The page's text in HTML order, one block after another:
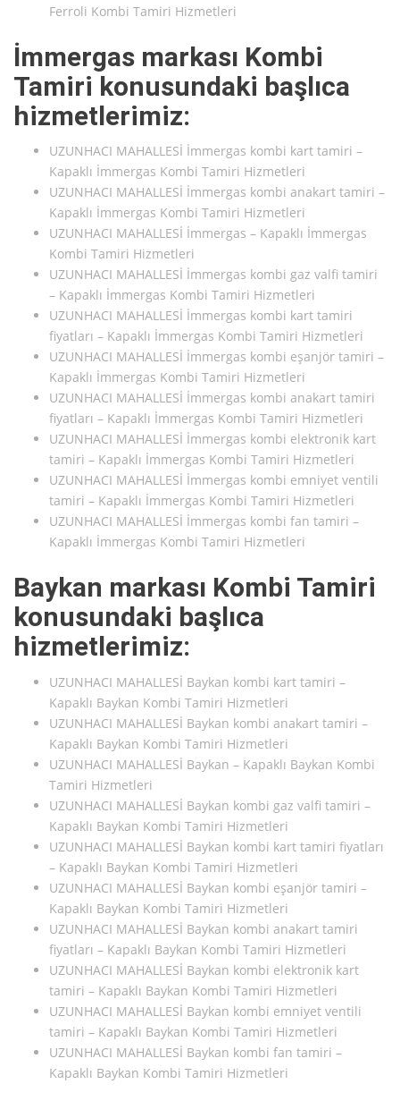
Ferroli Kombi Tamiri Hizmetleri
İmmergas markası Kombi
Tamiri konusundaki başlıca
hizmetlerimiz:
UZUNHACI MAHALLESİ İmmergas kombi kart tamiri –
Kapaklı İmmergas Kombi Tamiri Hizmetleri
UZUNHACI MAHALLESİ İmmergas kombi anakart tamiri –
Kapaklı İmmergas Kombi Tamiri Hizmetleri
UZUNHACI MAHALLESİ İmmergas – Kapaklı İmmergas
Kombi Tamiri Hizmetleri
UZUNHACI MAHALLESİ İmmergas kombi gaz valfi tamiri
– Kapaklı İmmergas Kombi Tamiri Hizmetleri
UZUNHACI MAHALLESİ İmmergas kombi kart tamiri
fiyatları – Kapaklı İmmergas Kombi Tamiri Hizmetleri
UZUNHACI MAHALLESİ İmmergas kombi eşanjör tamiri –
Kapaklı İmmergas Kombi Tamiri Hizmetleri
UZUNHACI MAHALLESİ İmmergas kombi anakart tamiri
fiyatları – Kapaklı İmmergas Kombi Tamiri Hizmetleri
UZUNHACI MAHALLESİ İmmergas kombi elektronik kart
tamiri – Kapaklı İmmergas Kombi Tamiri Hizmetleri
UZUNHACI MAHALLESİ İmmergas kombi emniyet ventili
tamiri – Kapaklı İmmergas Kombi Tamiri Hizmetleri
UZUNHACI MAHALLESİ İmmergas kombi fan tamiri –
Kapaklı İmmergas Kombi Tamiri Hizmetleri
Baykan markası Kombi Tamiri
konusundaki başlıca
hizmetlerimiz:
UZUNHACI MAHALLESİ Baykan kombi kart tamiri –
Kapaklı Baykan Kombi Tamiri Hizmetleri
UZUNHACI MAHALLESİ Baykan kombi anakart tamiri –
Kapaklı Baykan Kombi Tamiri Hizmetleri
UZUNHACI MAHALLESİ Baykan – Kapaklı Baykan Kombi
Tamiri Hizmetleri
UZUNHACI MAHALLESİ Baykan kombi gaz valfi tamiri –
Kapaklı Baykan Kombi Tamiri Hizmetleri
UZUNHACI MAHALLESİ Baykan kombi kart tamiri fiyatları
– Kapaklı Baykan Kombi Tamiri Hizmetleri
UZUNHACI MAHALLESİ Baykan kombi eşanjör tamiri –
Kapaklı Baykan Kombi Tamiri Hizmetleri
UZUNHACI MAHALLESİ Baykan kombi anakart tamiri
fiyatları – Kapaklı Baykan Kombi Tamiri Hizmetleri
UZUNHACI MAHALLESİ Baykan kombi elektronik kart
tamiri – Kapaklı Baykan Kombi Tamiri Hizmetleri
UZUNHACI MAHALLESİ Baykan kombi emniyet ventili
tamiri – Kapaklı Baykan Kombi Tamiri Hizmetleri
UZUNHACI MAHALLESİ Baykan kombi fan tamiri –
Kapaklı Baykan Kombi Tamiri Hizmetleri